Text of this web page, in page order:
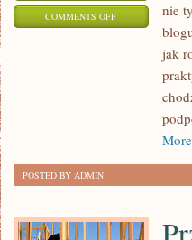
COMMENTS OFFON
SPOŁECZNOŚĆ
WĘDKARSKA
nie
jak
POSTED BY ADMIN